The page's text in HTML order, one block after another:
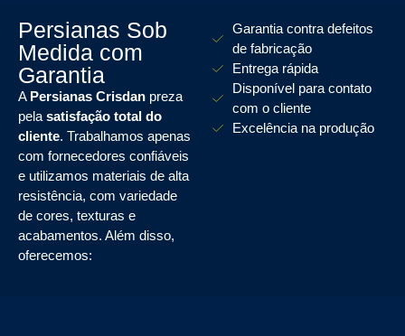
Persianas Sob
Medida com
Garantia
A Persianas Crisdan preza
pela satisfação total do
cliente. Trabalhamos apenas
com fornecedores confiáveis
e utilizamos materiais de alta
resistência, com variedade
de cores, texturas e
acabamentos. Além disso,
oferecemos:
Garantia contra defeitos
de fabricação
Entrega rápida
Disponível para contato
com o cliente
Excelência na produção